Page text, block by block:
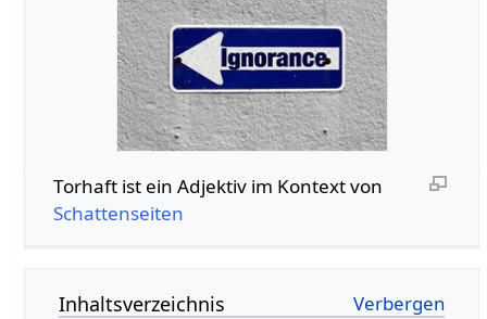
Torhaft‏‎ ist ein Adjektiv im Kontext von
Schattenseiten
Inhaltsverzeichnis